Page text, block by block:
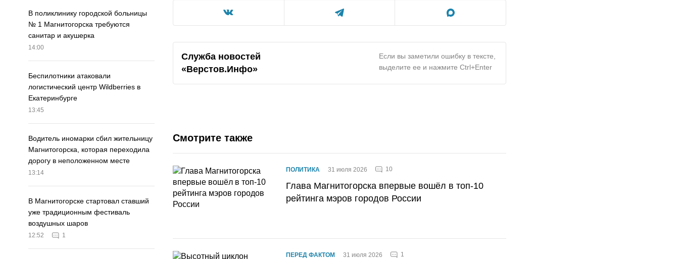
В поликлинику городской больницы
№ 1 Магнитогорска требуются
санитар и акушерка
14:00
Беспилотники атаковали
логистический центр Wildberries в
Екатеринбурге
13:45
Водитель иномарки сбил жительницу
Магнитогорска, которая переходила
дорогу в неположенном месте
13:14
В Магнитогорске стартовал ставший
уже традиционным фестиваль
воздушных шаров
12:52 1
Служба новостей
«Верстов.Инфо»
Если вы заметили ошибку в тексте,
выделите ее и нажмите Ctrl+Enter
Смотрите также
ПОЛИТИКА 31 июля 2026 10
Глава Магнитогорска впервые вошёл в топ-10
рейтинга мэров городов России
ПЕРЕД ФАКТОМ 31 июля 2026 1